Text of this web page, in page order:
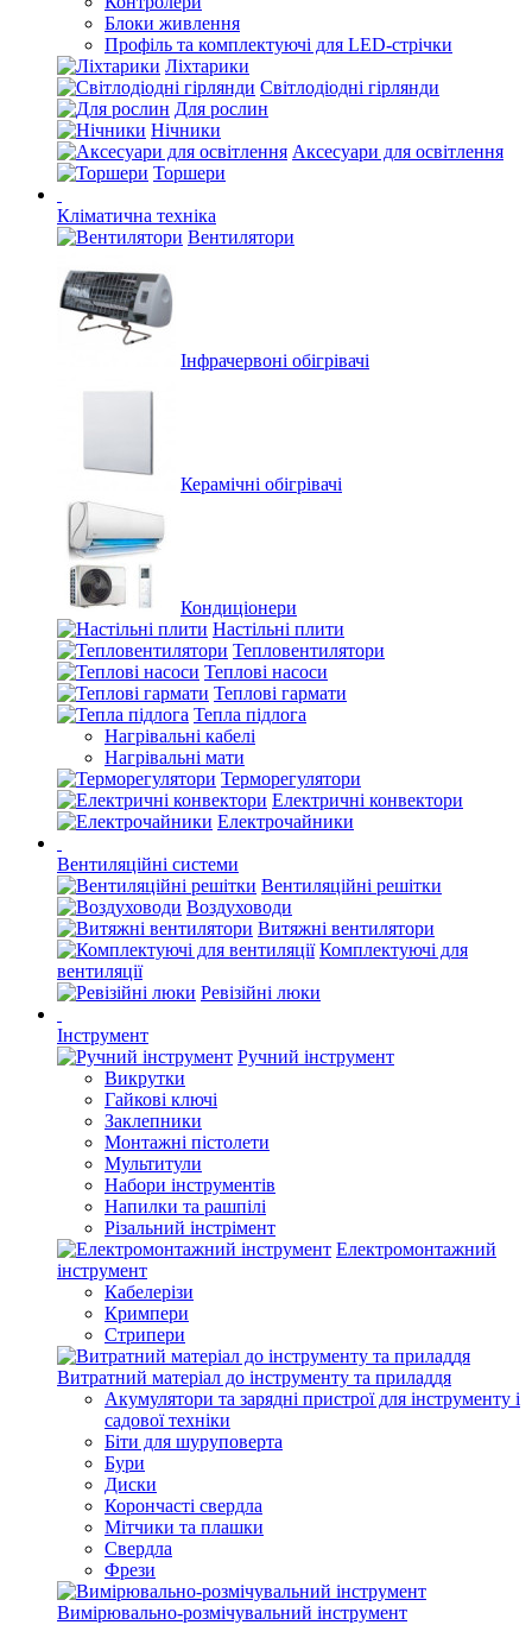
Блоки живлення
Профіль та комплектуючі для LED-стрічки
Ліхтарики
Світлодіодні гірлянди
Для рослин
Нічники
Аксесуари для освітлення
Торшери
Кліматична техніка
Вентилятори
Інфрачервоні обігрівачі
Керамічні обігрівачі
Кондиціонери
Настільні плити
Тепловентилятори
Теплові насоси
Теплові гармати
Тепла підлога
Нагрівальні кабелі
Нагрівальні мати
Терморегулятори
Електричні конвектори
Електрочайники
Вентиляційні системи
Вентиляційні решітки
Воздуховоди
Витяжні вентилятори
Комплектуючі для
вентиляції
Ревізійні люки
Інструмент
Ручний інструмент
Викрутки
Гайкові ключі
Заклепники
Монтажні пістолети
Мультитули
Набори інструментів
Напилки та рашпілі
Різальний інстрімент
Електромонтажний
інструмент
Кабелерізи
Кримпери
Стрипери
Витратний матеріал до інструменту та приладдя
Акумулятори та зарядні пристрої для інструменту і
садової техніки
Біти для шуруповерта
Бури
Диски
Корончасті свердла
Мітчики та плашки
Свердла
Фрези
Вимірювально-розмічувальний інструмент